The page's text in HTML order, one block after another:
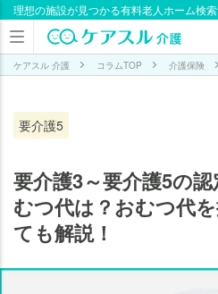
理想の施設が見つかる有料老人ホーム検索
ケアスル 介護 コラムTOP 介護保険
要介護5
要介護3～要介護5の
むつ代は？おむつ代
ても解説！
目次
要介
護3
で介
護お
にか
かる
月額
費用